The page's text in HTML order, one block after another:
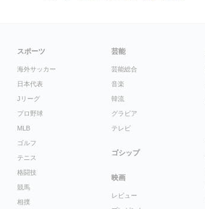
スポーツ
海外サッカー
日本代表
Jリーグ
プロ野球
MLB
ゴルフ
テニス
格闘技
競馬
相撲
芸能
芸能総合
音楽
韓流
グラビア
テレビ
ゴシップ
映画
レビュー